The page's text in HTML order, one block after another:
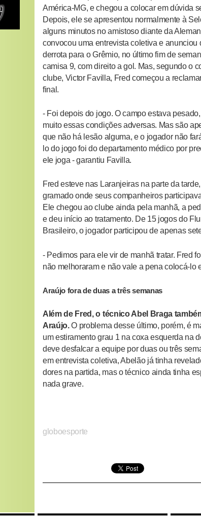
América-MG, e chegou a colocar em dúvida
Depois, ele se apresentou normalmente à
alguns minutos no amistoso diante da
convocou uma entrevista coletiva e anunciou
derrota para o Grêmio, no último fim de
camisa 9, com direito a gol. Mas, segundo o
clube, Victor Favilla, Fred começou a
final.
- Foi depois do jogo. O campo estava
muito essas condições adversas. Mas são
que não há lesão alguma, e o jogador não
lo do jogo foi do departamento médico por
ele joga - garantiu Favilla.
Fred esteve nas Laranjeiras na parte da
gramado onde seus companheiros
Ele chegou ao clube ainda pela manhã, a
e deu início ao tratamento. De 15 jogos do
Brasileiro, o jogador participou de apenas
- Pedimos para ele vir de manhã tratar. Fred
não melhoraram e não vale a pena colocá-lo
Araújo fora de duas a três semanas
Além de Fred, o técnico Abel Braga
Araújo.O problema desse último, porém, é
um estiramento grau 1 na coxa esquerda na
deve desfalcar a equipe por duas ou três
em entrevista coletiva, Abelão já tinha
dores na partida, mas o técnico ainda tinha
nada grave.
globoesporte